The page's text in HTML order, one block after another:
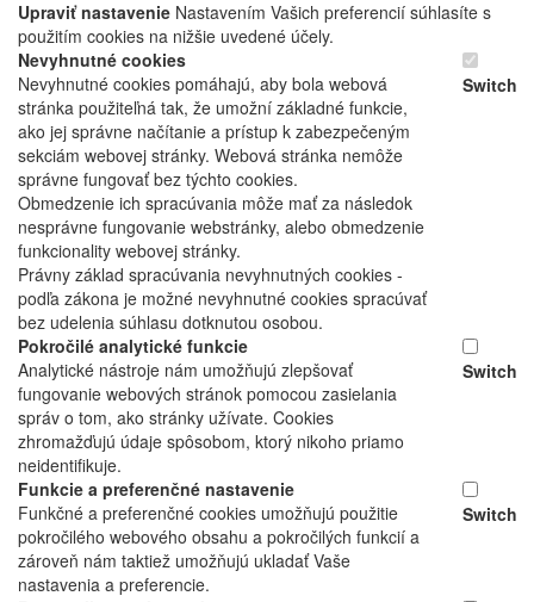
Upraviť nastavenie Nastavením Vašich preferencií súhlasíte s
použitím cookies na nižšie uvedené účely.
Nevyhnutné cookies
Nevyhnutné cookies pomáhajú, aby bola webová
stránka použiteľná tak, že umožní základné funkcie,
ako jej správne načítanie a prístup k zabezpečeným
sekciám webovej stránky. Webová stránka nemôže
správne fungovať bez týchto cookies.
Obmedzenie ich spracúvania môže mať za následok
nesprávne fungovanie webstránky, alebo obmedzenie
funkcionality webovej stránky.
Právny základ spracúvania nevyhnutných cookies -
podľa zákona je možné nevyhnutné cookies spracúvať
bez udelenia súhlasu dotknutou osobou.
Switch
Pokročilé analytické funkcie
Analytické nástroje nám umožňujú zlepšovať
fungovanie webových stránok pomocou zasielania
správ o tom, ako stránky užívate. Cookies
zhromažďujú údaje spôsobom, ktorý nikoho priamo
neidentifikuje.
Switch
Funkcie a preferenčné nastavenie
Funkčné a preferenčné cookies umožňujú použitie
pokročilého webového obsahu a pokročilých funkcií a
zároveň nám taktiež umožňujú ukladať Vaše
nastavenia a preferencie.
Switch